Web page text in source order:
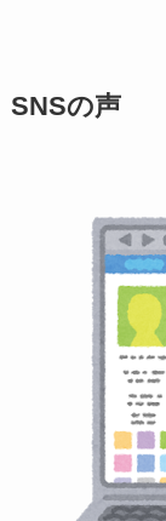
SNSの声